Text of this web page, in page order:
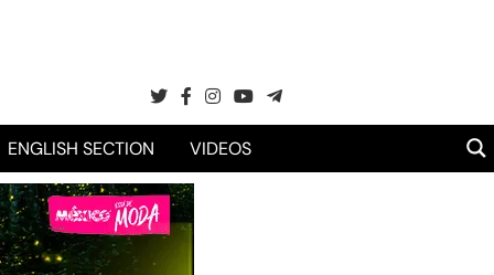
ENGLISH SECTION VIDEOS